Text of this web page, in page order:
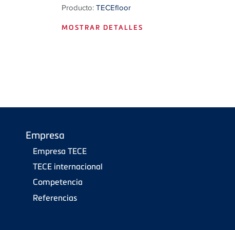
Producto:TECEfloor
MOSTRAR DETALLES
Empresa
Empresa TECE
TECE internacional
Competencia
Referencias